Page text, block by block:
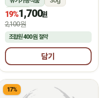
상온
19%1,700원
2,100원
조합원400원절약
담기
17%